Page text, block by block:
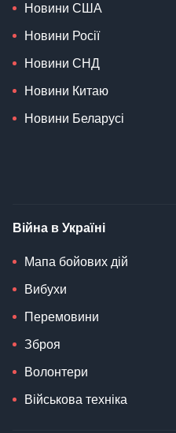
Новини США
Новини Росії
Новини СНД
Новини Китаю
Новини Беларусі
Війна в Україні
Мапа бойових дій
Вибухи
Перемовини
Зброя
Волонтери
Військова техніка